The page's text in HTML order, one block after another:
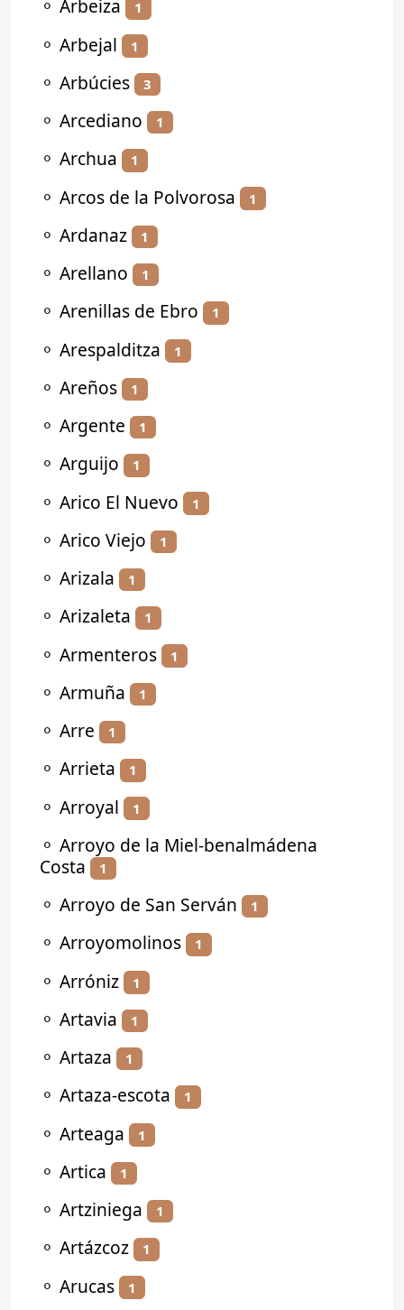
⚬ Arbeiza 1
⚬ Arbejal 1
⚬ Arbúcies 3
⚬ Arcediano 1
⚬ Archua 1
⚬ Arcos de la Polvorosa 1
⚬ Ardanaz 1
⚬ Arellano 1
⚬ Arenillas de Ebro 1
⚬ Arespalditza 1
⚬ Areños 1
⚬ Argente 1
⚬ Arguijo 1
⚬ Arico El Nuevo 1
⚬ Arico Viejo 1
⚬ Arizala 1
⚬ Arizaleta 1
⚬ Armenteros 1
⚬ Armuña 1
⚬ Arre 1
⚬ Arrieta 1
⚬ Arroyal 1
⚬ Arroyo de la Miel-benalmádena
Costa
1
⚬ Arroyo de San Serván 1
⚬ Arroyomolinos 1
⚬ Arróniz 1
⚬ Artavia 1
⚬ Artaza 1
⚬ Artaza-escota 1
⚬ Arteaga 1
⚬ Artica 1
⚬ Artziniega 1
⚬ Artázcoz 1
⚬ Arucas 1